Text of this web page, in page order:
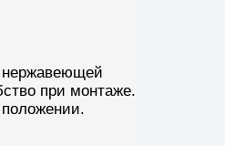
нержавеющей
при монтаже.